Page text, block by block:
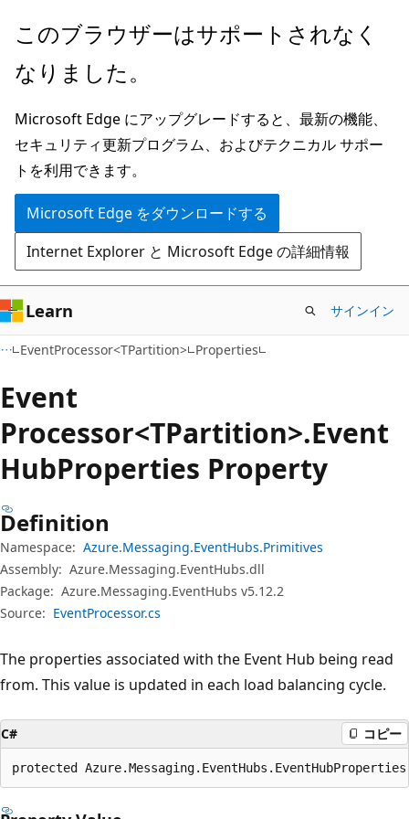
メ
ン
ン
テ
ン
ツ
に
ス
キ
ッ
プ
ペ
ジ
ナ
ビ
ゲ
ー
シ
ョ
ン
に
ス
キ
プ
このブラウザーはサポートされなく
なりました。
Microsoft Edge にアップグレードすると、最新の機能、
セキュリティ更新プログラム、およびテクニカル サポー
トを利用できます。
Microsoft Edge をダウンロードする
Internet Explorer と Microsoft Edge の詳細情報
Learn サインイン
EventProcessor<TPartition> Properties
Event
Processor<TPartition>.Event
HubProperties Property
Definition
Namespace: Azure.Messaging.EventHubs.Primitives
Assembly: Azure.Messaging.EventHubs.dll
Package: Azure.Messaging.EventHubs v5.12.2
Source: EventProcessor.cs
The properties associated with the Event Hub being read
from. This value is updated in each load balancing cycle.
C# コピー
protected